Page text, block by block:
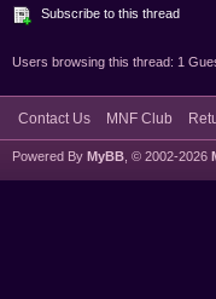
Subscribe to this thread
Users browsing this thread: 1
Contact Us MNF Club
Powered By MyBB , © 2002-2026